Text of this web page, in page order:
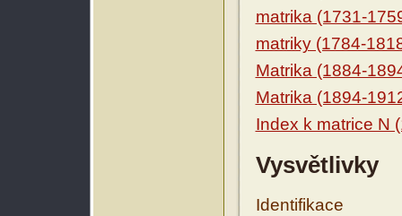
matrika (1731-
matriky (1784-
Matrika (1884-
Matrika (1894-
Index k matrice N
Vysvětlivky
Identifikace